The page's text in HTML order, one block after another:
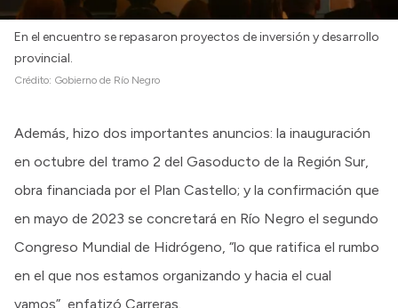
En el encuentro se repasaron proyectos de inversión y desarrollo
provincial.
Crédito: Gobierno de Río Negro
Además, hizo dos importantes anuncios: la inauguración
en octubre del tramo 2 del Gasoducto de la Región Sur,
obra financiada por el Plan Castello; y la confirmación que
en mayo de 2023 se concretará en Río Negro el segundo
Congreso Mundial de Hidrógeno, “lo que ratifica el rumbo
en el que nos estamos organizando y hacia el cual
vamos”, enfatizó Carreras.